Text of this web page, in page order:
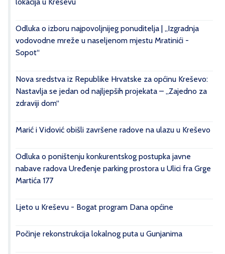
Odluka o izboru najpovoljnijeg ponuditelja | „Izgradnja
vodovodne mreže u naseljenom mjestu Mratinići -
Sopot“
Nova sredstva iz Republike Hrvatske za općinu Kreševo:
Nastavlja se jedan od najljepših projekata – „Zajedno za
zdraviji dom“
Marić i Vidović obišli završene radove na ulazu u Kreševo
Odluka o poništenju konkurentskog postupka javne
nabave radova Uređenje parking prostora u Ulici fra Grge
Martića 177
Ljeto u Kreševu - Bogat program Dana općine
Počinje rekonstrukcija lokalnog puta u Gunjanima